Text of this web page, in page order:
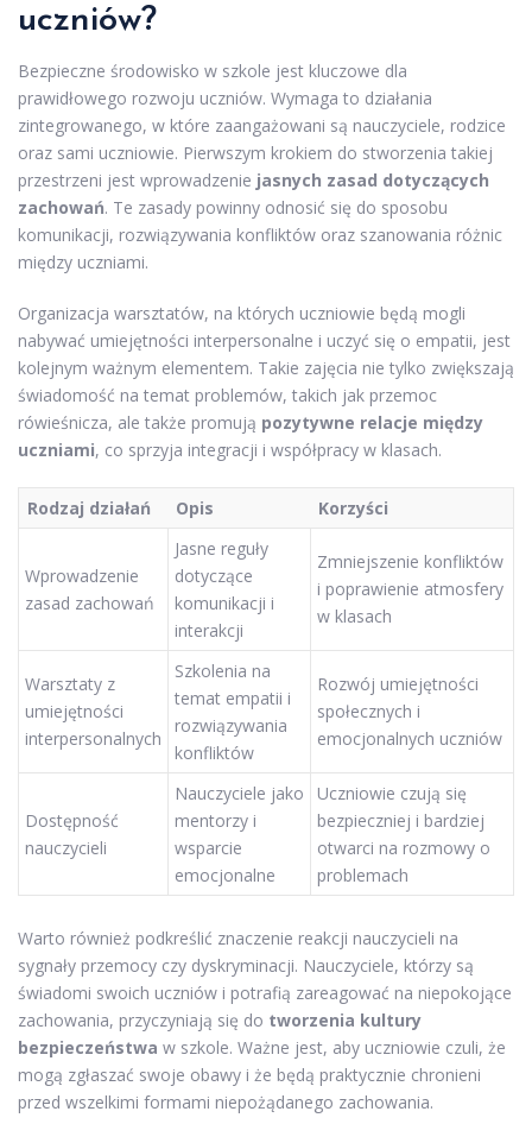
uczniów?
Bezpieczne środowisko w szkole jest kluczowe dla
prawidłowego rozwoju uczniów. Wymaga to działania
zintegrowanego, w które zaangażowani są nauczyciele, rodzice
oraz sami uczniowie. Pierwszym krokiem do stworzenia takiej
przestrzeni jest wprowadzenie jasnych zasad dotyczących
zachowań. Te zasady powinny odnosić się do sposobu
komunikacji, rozwiązywania konfliktów oraz szanowania różnic
między uczniami.
Organizacja warsztatów, na których uczniowie będą mogli
nabywać umiejętności interpersonalne i uczyć się o empatii, jest
kolejnym ważnym elementem. Takie zajęcia nie tylko zwiększają
świadomość na temat problemów, takich jak przemoc
rówieśnicza, ale także promują pozytywne relacje między
uczniami, co sprzyja integracji i współpracy w klasach.
Rodzaj działań Opis Korzyści
Wprowadzenie
zasad zachowań
Jasne reguły
dotyczące
komunikacji i
interakcji
Zmniejszenie konfliktów
i poprawienie atmosfery
w klasach
Warsztaty z
umiejętności
interpersonalnych
Szkolenia na
temat empatii i
rozwiązywania
konfliktów
Rozwój umiejętności
społecznych i
emocjonalnych uczniów
Dostępność
nauczycieli
Nauczyciele jako
mentorzy i
wsparcie
emocjonalne
Uczniowie czują się
bezpieczniej i bardziej
otwarci na rozmowy o
problemach
Warto również podkreślić znaczenie reakcji nauczycieli na
sygnały przemocy czy dyskryminacji. Nauczyciele, którzy są
świadomi swoich uczniów i potrafią zareagować na niepokojące
zachowania, przyczyniają się do tworzenia kultury
bezpieczeństwa w szkole. Ważne jest, aby uczniowie czuli, że
mogą zgłaszać swoje obawy i że będą praktycznie chronieni
przed wszelkimi formami niepożądanego zachowania.